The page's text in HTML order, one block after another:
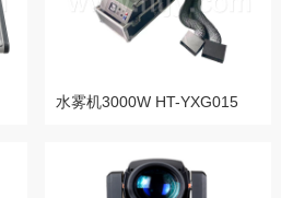
水雾机3000W HT-YXG015